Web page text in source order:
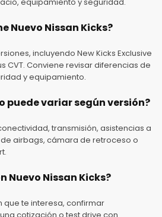
Nuevo Nissan Kicks?
incluyendo New Kicks Exclusive
CVT. Conviene revisar diferencias de
y equipamiento.
puede variar según versión?
transmisión, asistencias a
airbags, cámara de retroceso o
Nuevo Nissan Kicks?
que te interesa, confirmar
cotización o test drive con